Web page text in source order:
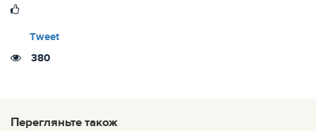
Tweet
380
Перегляньте також